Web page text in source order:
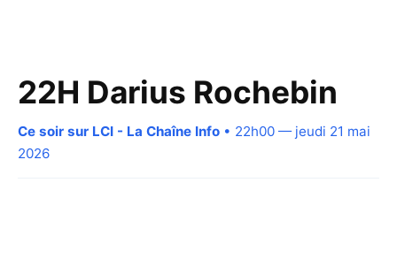
22H Darius Rochebin
Ce soir sur LCI - La Chaîne Info • 22h00 — jeudi 21 mai
2026